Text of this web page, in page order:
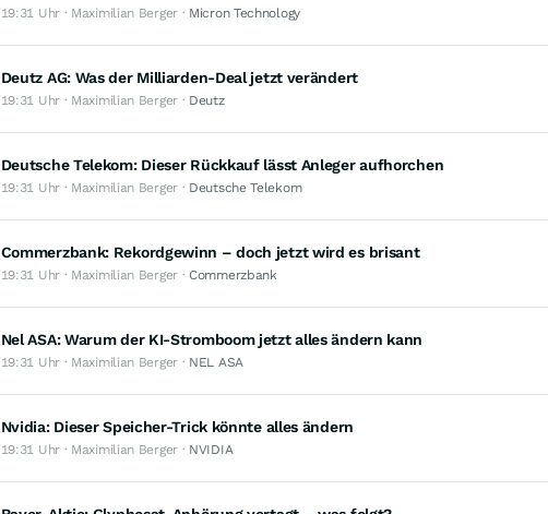
19:31 Uhr · Maximilian Berger · Micron Technology
Deutz AG: Was der Milliarden-Deal jetzt verändert
19:31 Uhr · Maximilian Berger · Deutz
Deutsche Telekom: Dieser Rückkauf lässt Anleger aufhorchen
19:31 Uhr · Maximilian Berger · Deutsche Telekom
Commerzbank: Rekordgewinn – doch jetzt wird es brisant
19:31 Uhr · Maximilian Berger ·Commerzbank
Nel ASA: Warum der KI-Stromboom jetzt alles ändern kann
19:31 Uhr · Maximilian Berger · NEL ASA
Nvidia: Dieser Speicher-Trick könnte alles ändern
19:31 Uhr · Maximilian Berger · NVIDIA